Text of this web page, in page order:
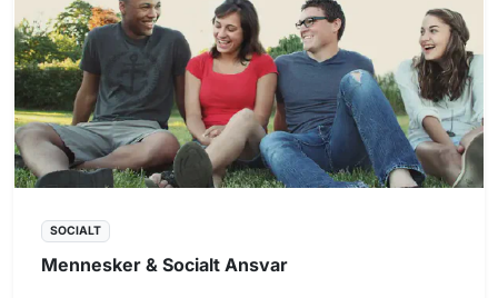
SOCIALT
Mennesker & Socialt Ansvar